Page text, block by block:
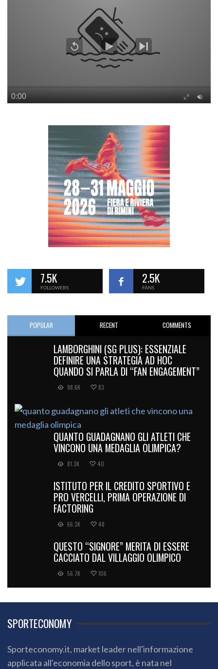
7.5K
FOLLOWERS
2.5K
FANS
POPULAR RECENT COMMENTS
LAMBORGHINI (SG PLUS): ESSENZIALE
DEFINIRE UNA STRATEGIA AD HOC
QUANDO SI PARLA DI “FAN ENGAGEMENT”
98.6K 83
QUANTO GUADAGNANO GLI ATLETI CHE
VINCONO UNA MEDAGLIA OLIMPICA?
81.3K 40
ISTITUTO PER IL CREDITO SPORTIVO E
PRO VERCELLI, PRIMA OPERAZIONE DI
FACTORING
66.3K 48
QUESTO “SIGNORE” MERITA DI ESSERE
CACCIATO DAL VILLAGGIO OLIMPICO
56.7K 106
SPORTECONOMY
Sporteconomy.it, market leader nell'informazione
applicata all'economia dello sport, è nata nel